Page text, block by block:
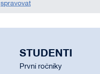
spravovat
STUDENTI
První ročníky